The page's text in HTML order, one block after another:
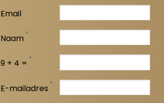
Email
Naam *
9 + 4 = *
E-mailadres *